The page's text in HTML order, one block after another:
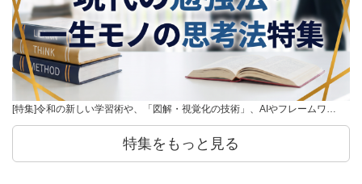
[特集]令和の新しい学習術や、「図解・視覚化の技術」、AIやフレームワ…
特集をもっと見る